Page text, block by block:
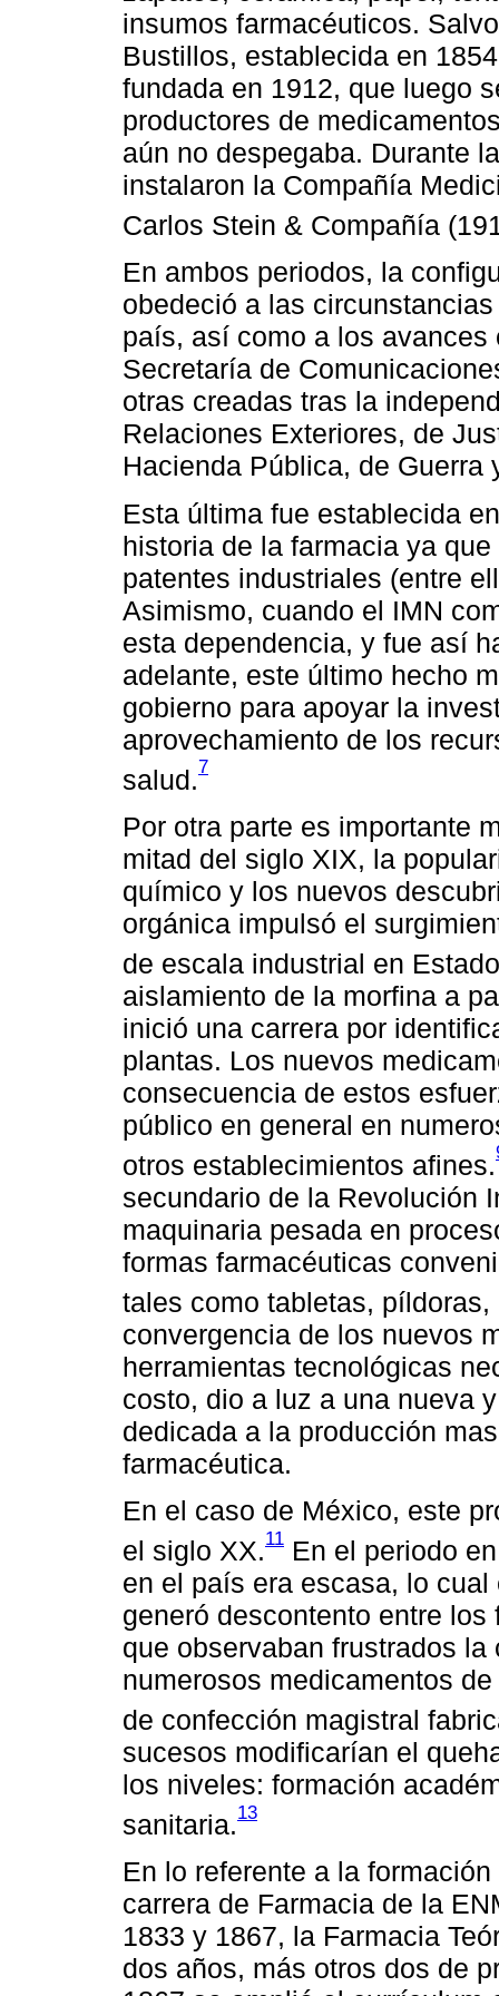
insumos farmacéuticos.
Bustillos, establecida en
fundada en 1912, que luego
productores de
aún no despegaba. Durante
instalaron la Compañía
Carlos Stein & Compañía
En ambos periodos, la
obedeció a las
país, así como a los
Secretaría de
otras creadas tras la
Relaciones Exteriores, de
Hacienda Pública, de
Esta última fue establecida
historia de la farmacia ya
patentes industriales (entre
Asimismo, cuando el IMN
esta dependencia, y fue así
adelante, este último hecho
gobierno para apoyar la
aprovechamiento de los
salud.7
Por otra parte es importante
mitad del siglo XIX, la
químico y los nuevos
orgánica impulsó el
de escala industrial en
aislamiento de la morfina a
inició una carrera por
plantas. Los nuevos
consecuencia de estos
público en general en
otros establecimientos afines.
secundario de la Revolución
maquinaria pesada en
formas farmacéuticas
tales como tabletas,
convergencia de los nuevos
herramientas tecnológicas
costo, dio a luz a una nueva
dedicada a la producción
farmacéutica.
En el caso de México, este
el siglo XX.11 En el periodo
en el país era escasa, lo
generó descontento entre
que observaban frustrados
numerosos medicamentos
de confección magistral
sucesos modificarían el
los niveles: formación
sanitaria.13
En lo referente a la
carrera de Farmacia de la
1833 y 1867, la Farmacia
dos años, más otros dos de